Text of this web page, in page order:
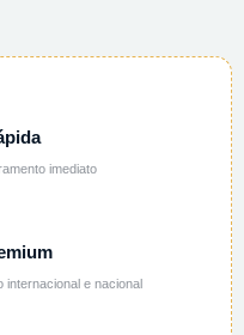
imediato
e nacional